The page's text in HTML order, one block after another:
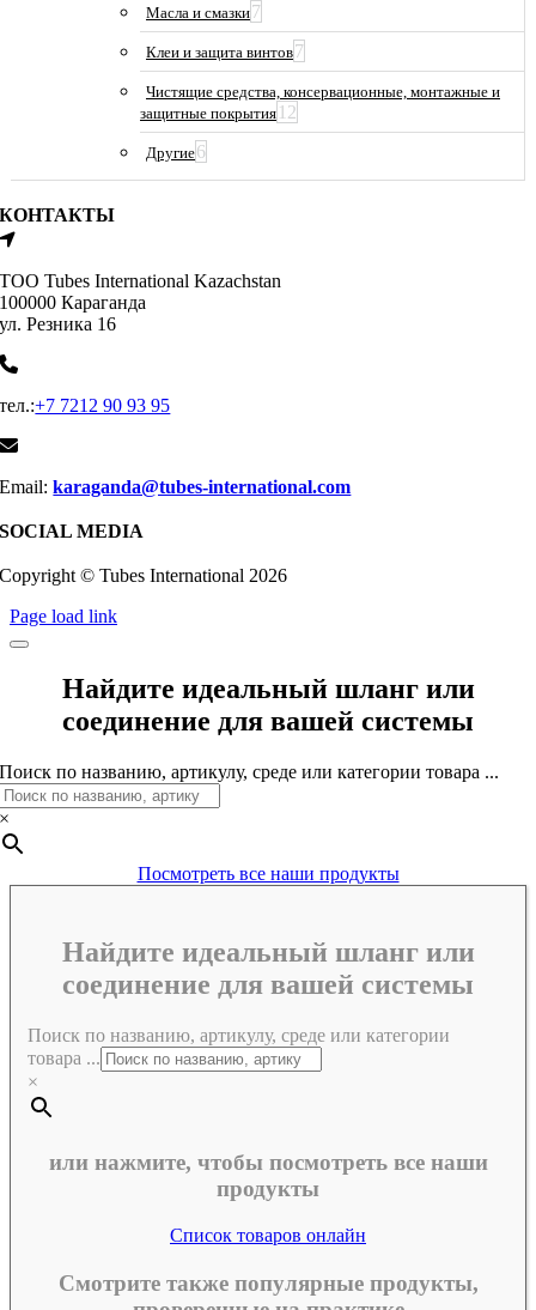
Масла и смазки7
Клеи и защита винтов7
Чистящие средства, консервационные, монтажные и
защитные покрытия 12
Другие6
КОНТАКТЫ
ТОО Tubes International Kazachstan
100000 Караганда
ул. Резника 16
тел.:+7 7212 90 93 95
Email:karaganda@tubes-international.com
SOCIAL MEDIA
Copyright © Tubes International 2026
Page load link
Найдите идеальный шланг или
соединение для вашей системы
Поиск по названию, артикулу, среде или категории товара ...
×
Посмотреть все наши продукты
Найдите идеальный шланг или
соединение для вашей системы
Поиск по названию, артикулу, среде или категории
товара ...
×
или нажмите, чтобы посмотреть все наши
продукты
Список товаров онлайн
Смотрите также популярные продукты,